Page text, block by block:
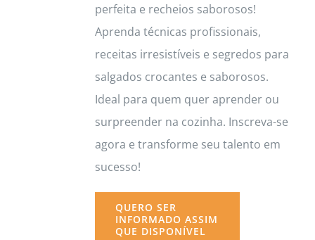
perfeita e recheios saborosos!
Aprenda técnicas profissionais,
receitas irresistíveis e segredos para
salgados crocantes e saborosos.
Ideal para quem quer aprender ou
surpreender na cozinha. Inscreva-se
agora e transforme seu talento em
sucesso!
QUERO SER
INFORMADO ASSIM
QUE DISPONÍVEL